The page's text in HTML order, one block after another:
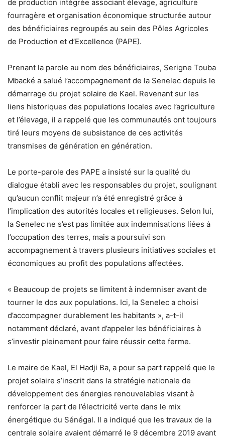
de production intégrée associant élevage, agriculture
fourragère et organisation économique structurée autour
des bénéficiaires regroupés au sein des Pôles Agricoles
de Production et d’Excellence (PAPE).
Prenant la parole au nom des bénéficiaires, Serigne Touba
Mbacké a salué l’accompagnement de la Senelec depuis le
démarrage du projet solaire de Kael. Revenant sur les
liens historiques des populations locales avec l’agriculture
et l’élevage, il a rappelé que les communautés ont toujours
tiré leurs moyens de subsistance de ces activités
transmises de génération en génération.
Le porte-parole des PAPE a insisté sur la qualité du
dialogue établi avec les responsables du projet, soulignant
qu’aucun conflit majeur n’a été enregistré grâce à
l’implication des autorités locales et religieuses. Selon lui,
la Senelec ne s’est pas limitée aux indemnisations liées à
l’occupation des terres, mais a poursuivi son
accompagnement à travers plusieurs initiatives sociales et
économiques au profit des populations affectées.
« Beaucoup de projets se limitent à indemniser avant de
tourner le dos aux populations. Ici, la Senelec a choisi
d’accompagner durablement les habitants », a-t-il
notamment déclaré, avant d’appeler les bénéficiaires à
s’investir pleinement pour faire réussir cette ferme.
Le maire de Kael, El Hadji Ba, a pour sa part rappelé que le
projet solaire s’inscrit dans la stratégie nationale de
développement des énergies renouvelables visant à
renforcer la part de l’électricité verte dans le mix
énergétique du Sénégal. Il a indiqué que les travaux de la
centrale solaire avaient démarré le 9 décembre 2019 avant